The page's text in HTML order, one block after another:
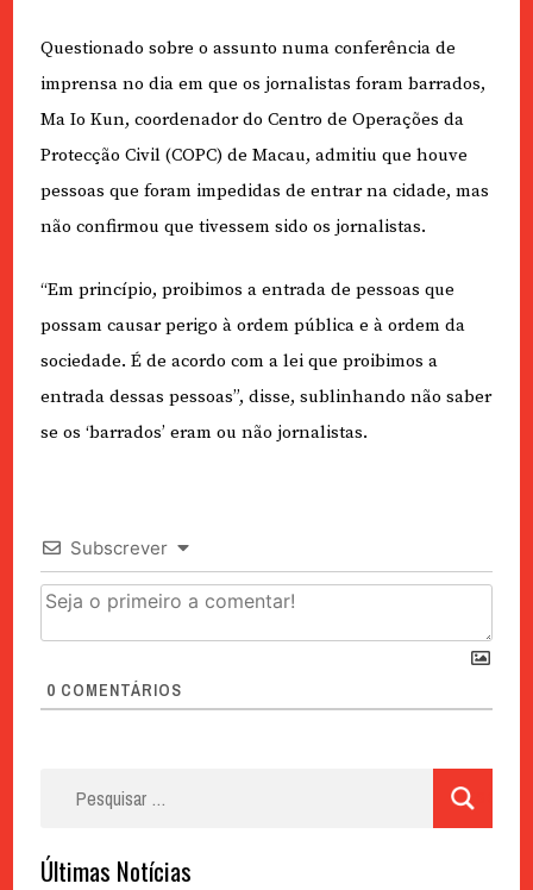
Questionado sobre o assunto numa conferência de
imprensa no dia em que os jornalistas foram barrados,
Ma Io Kun, coordenador do Centro de Operações da
Protecção Civil (COPC) de Macau, admitiu que houve
pessoas que foram impedidas de entrar na cidade, mas
não confirmou que tivessem sido os jornalistas.
“Em princípio, proibimos a entrada de pessoas que
possam causar perigo à ordem pública e à ordem da
sociedade. É de acordo com a lei que proibimos a
entrada dessas pessoas”, disse, sublinhando não saber
se os ‘barrados’ eram ou não jornalistas.
Subscrever
0 COMENTÁRIOS
Últimas Notícias